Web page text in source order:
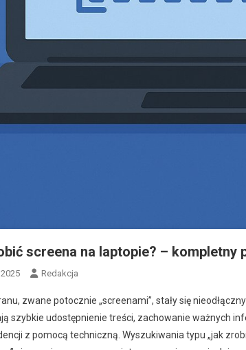
screena na laptopie? – kompletny
Redakcja
zwane potocznie „screenami”, stały się
szybkie udostępnienie treści, zachowanie ważnych
z pomocą techniczną. Wyszukiwania typu „jak